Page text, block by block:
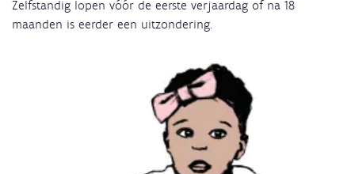
Zelfstandig lopen vóór de eerste verjaardag of na 18
maanden is eerder een uitzondering.